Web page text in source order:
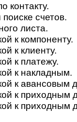
контакту.
счетов.
листа.
к компоненту.
к клиенту.
к платежу.
к накладным.
к авансовым
к приходным
к приходным